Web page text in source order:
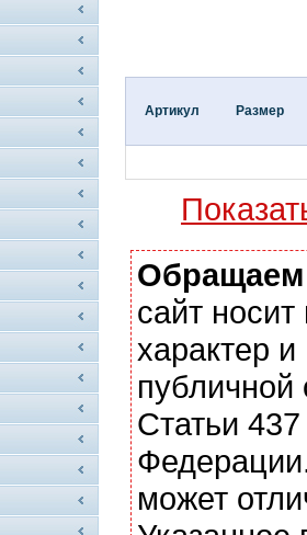
Артикул Размер
сайт
характер
Статьи
может